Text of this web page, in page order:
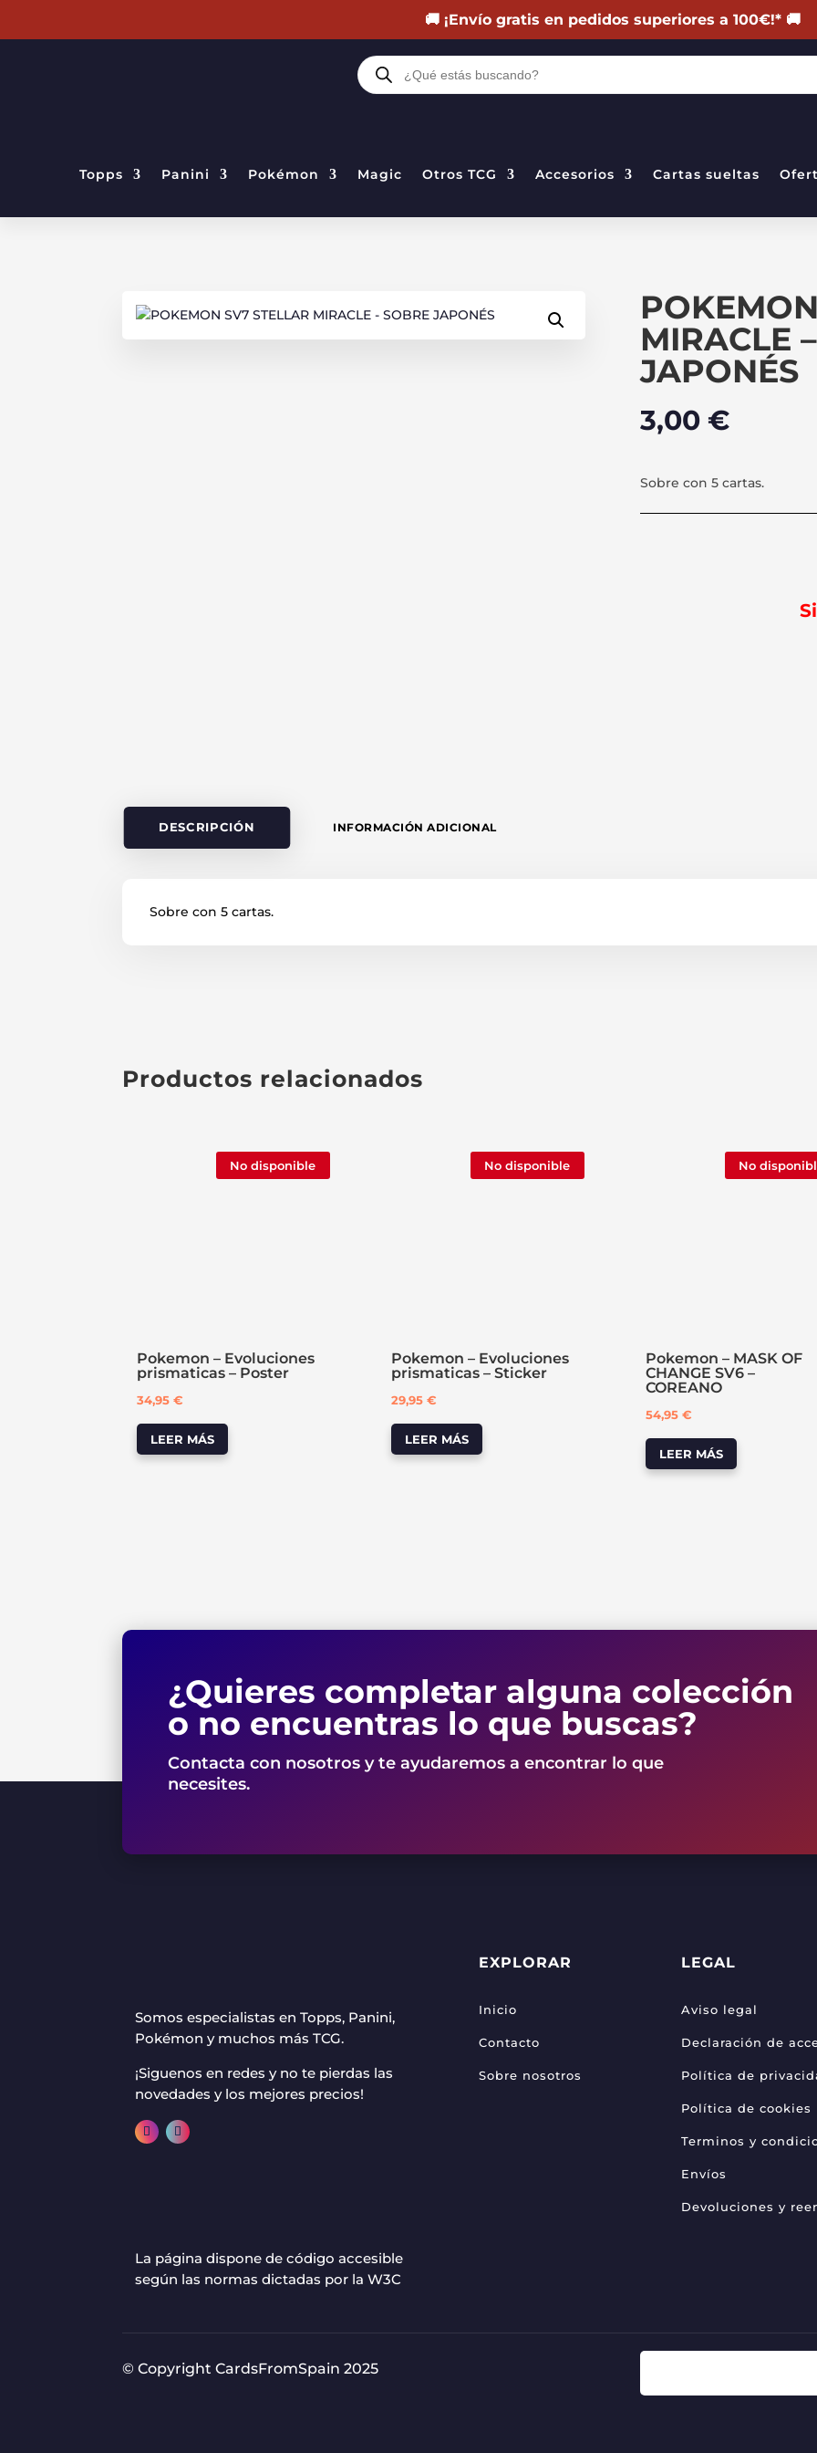
🚚 ¡Envío gratis en pedidos superiores a 100€!* 🚚
BÚSQUEDA
DE
PRODUCTOS
Topps Panini Pokémon Magic Otros TCG Accesorios Cartas sueltas
MIRACLE
JAPONÉS
3,00 €
Sobre con 5 cartas.
DESCRIPCIÓN INFORMACIÓN ADICIONAL
Sobre con 5 cartas.
Productos relacionados
Pokemon – Evoluciones
prismaticas – Poster
34,95€
LEER MÁS
No disponible
Pokemon – Evoluciones
prismaticas – Sticker
29,95€
LEER MÁS
No disponible
Pokemon – MASK OF
CHANGE SV6 –
COREANO
54,95€
LEER MÁS
No
¿Quieres completar alguna colección
o no encuentras lo que buscas?
Contacta con nosotros y te ayudaremos a encontrar lo que
necesites.
Somos especialistas en Topps, Panini,
Pokémon y muchos más TCG.
¡Siguenos en redes y no te pierdas las
novedades y los mejores precios!
La página dispone de código accesible
según las normas dictadas por la W3C
EXPLORAR
Inicio
Contacto
Sobre nosotros
LEGAL
Aviso legal
Declaración de
Política de
Política de cookies
Terminos y
Envíos
Devoluciones y
© Copyright CardsFromSpain 2025